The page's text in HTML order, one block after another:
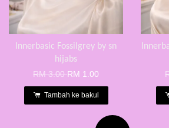
Innerbasic Fossilgrey by sn
hijabs
RM 3.00RM 1.00
Tambah ke bakul